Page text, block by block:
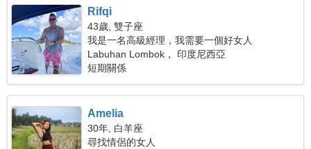
Rifqi
43歲, 雙子座
我是一名高級經理，我需要一個好女人
Labuhan Lombok， 印度尼西亞
短期關係
Amelia
30年, 白羊座
尋找情侶的女人